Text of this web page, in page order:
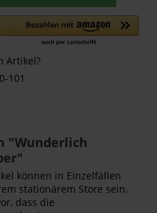
Artikel?
101
"Wunderlich
können in Einzelfällen
stationärem Store sein.
dass die